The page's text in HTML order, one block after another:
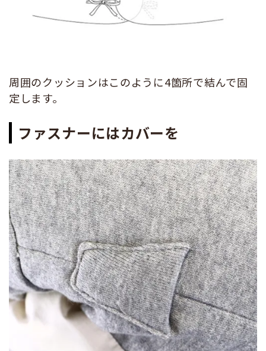
周囲のクッションはこのように4箇所で結んで固
定します。
ファスナーにはカバーを